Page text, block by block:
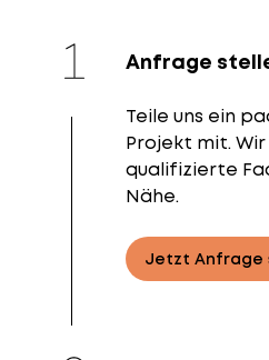
Anfrage
Teile uns ein
Projekt mit.
qualifizierte
Nähe.
Jetzt Anfrage